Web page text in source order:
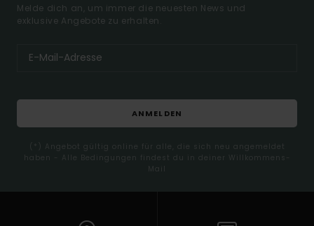
Melde dich an, um immer die neuesten News und
exklusive Angebote zu erhalten.
ANMELDEN
(*) Angebot gültig online für alle, die sich neu angemeldet
haben - Alle Bedingungen findest du in deiner Willkommens-
Mail